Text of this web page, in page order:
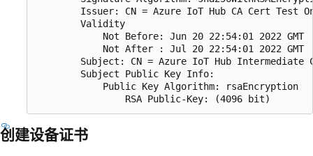
Issuer: CN = Azure IoT Hub CA Cert Test
        Validity
            Not Before: Jun 20 22:54:01 2022 GMT
            Not After : Jul 20 22:54:01 2022 GMT
Subject: CN = Azure IoT Hub Intermediate
        Subject Public Key Info:
            Public Key Algorithm: rsaEncryption
创建设备证书